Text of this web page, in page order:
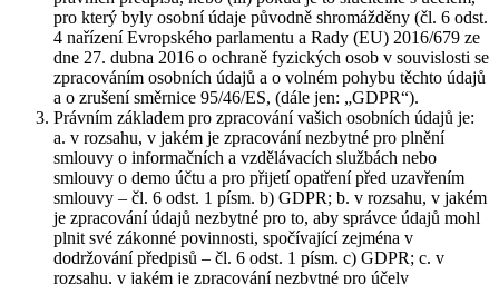
pro který byly osobní údaje původně shromážděny (čl. 6 odst.
4 nařízení Evropského parlamentu a Rady (EU) 2016/679 ze
dne 27. dubna 2016 o ochraně fyzických osob v souvislosti se
zpracováním osobních údajů a o volném pohybu těchto údajů
a o zrušení směrnice 95/46/ES, (dále jen: „GDPR“).
Právním základem pro zpracování vašich osobních údajů je:
a. v rozsahu, v jakém je zpracování nezbytné pro plnění
smlouvy o informačních a vzdělávacích službách nebo
smlouvy o demo účtu a pro přijetí opatření před uzavřením
smlouvy – čl. 6 odst. 1 písm. b) GDPR; b. v rozsahu, v jakém
je zpracování údajů nezbytné pro to, aby správce údajů mohl
plnit své zákonné povinnosti, spočívající zejména v
dodržování předpisů – čl. 6 odst. 1 písm. c) GDPR; c. v
rozsahu, v jakém je zpracování nezbytné pro účely